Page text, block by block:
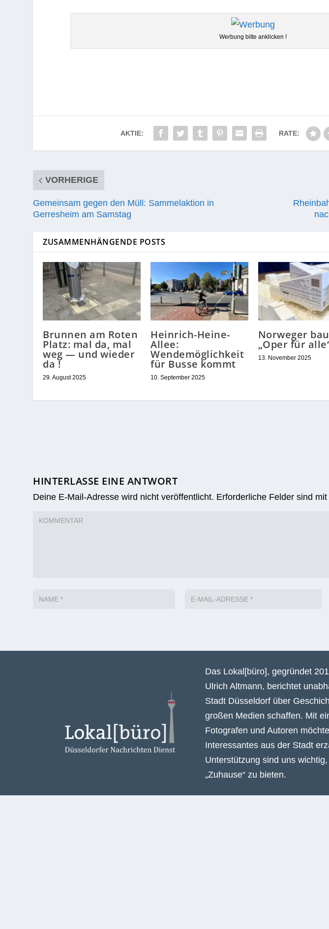
Wer­bung bitte anklicken !
AKTIE: RATE:
VORHERIGE
Gemeinsam gegen den Müll: Sammelaktion in
Gerresheim am Samstag
ZUSAMMENHÄNGENDE POSTS
Brunnen am Roten
Platz: mal da, mal
weg — und wieder
da !
29. August 2025
Heinrich-Heine-
Allee:
Wendemöglichkeit
für Busse kommt
10. September 2025
Norweger
„Oper für
13. November 2025
HINTERLASSE EINE ANTWORT
Deine E-Mail-Adresse wird nicht veröffentlicht. Erforderliche Felder sind
Das Lokal[büro], gegründet
Ulrich Altmann, berichtet
Stadt Düsseldorf über
großen Medien schaffen. Mit
Fotografen und Autoren
Interessantes aus der Stadt
Unterstützung sind uns
„Zuhause“ zu bieten.